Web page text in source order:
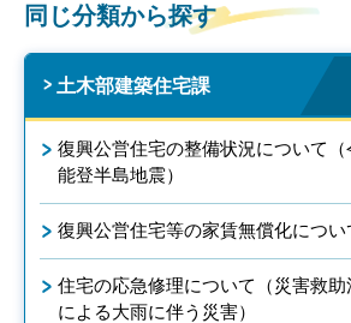
同じ分類から探す
土木部建築住宅課
復興公営住宅の整備状況について（
能登半島地震）
復興公営住宅等の家賃無償化につい
住宅の応急修理について（災害救
による大雨に伴う災害）